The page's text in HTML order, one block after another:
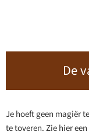
De
Je hoeft geen magiër
te toveren. Zie hier